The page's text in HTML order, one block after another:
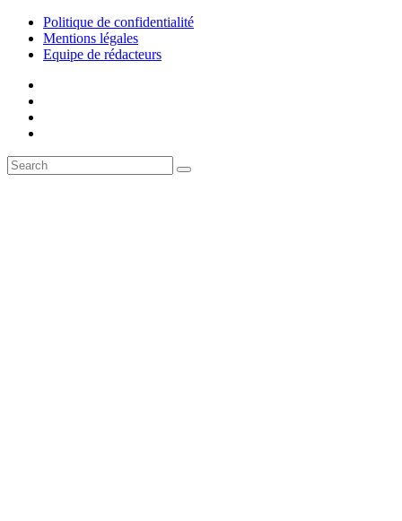
Politique de confidentialité
Mentions légales
Equipe de rédacteurs